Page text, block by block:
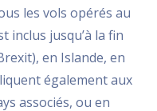
les vols opérés au
inclus jusqu’à la fin
en Islande, en
également aux
associés, ou en